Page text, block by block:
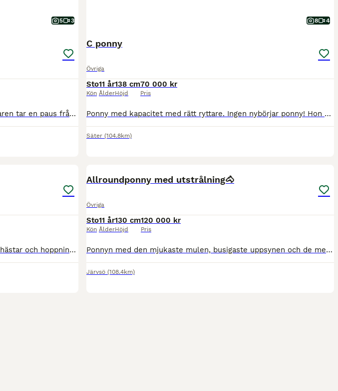
5 3
Trevlig och snäll 5-åring söker nytt hem då ägaren tar en paus från hästar. Hästen är enkel och snäll i ridningen, med viss nerv och känslighet som kan komma fram ibland. Han har hoppat bana på 80/90 cm och har kapacitet att bli en fin tävlingshäst för den som kan fortsätta utbilda honom. Han har en fin exteriör och är väl musklad. Hästen har ridits ut mycket i skogen
8 4
C ponny
Övriga
Sto
Kön
11 år
Ålder
138 cm
Höjd
70 000 kr
Pris
Ponny med kapacitet med rätt ryttare. Ingen nybörjar ponny! Hon har en räv bakom örat och reser sig. Blir lätt både stressad och utråkad. Men gillar ni specilla ponnysar så kommer ni gilla denna 🤩 hittar ni rätt kommer ni kunna ta många placeringar 😇 När hon är på humör hoppar hon som bara den 🙏 men ryttaren här hemma är för stor och lillasyster för osäker. Van vid
Säter (104.8km)
Supersnällt hoppsto säljes då ryttaren lämnar hästar och hoppning. Copy har startat 130, har kapacitet för mer. Rolig att rida varje dag. Kvick, reaktiv med stor galopp, modig och arbetsvillig. Snäll i all hantering. Filmer finns att se på Instagram: team_westman
Allroundponny med utstrålning🐴
Övriga
Sto
Kön
11 år
Ålder
130 cm
Höjd
120 000 kr
Pris
Ponnyn med den mjukaste mulen, busigaste uppsynen och de mest nyfikna ögonen. Eftersom nuvarande ryttaren föll för åldersträcket vid årsskiftet är det dags att se efter ett nytt hem till Swea. Hon har varit i vår ägo i snart 3 år och tävlat både hoppning, dressyr och fälttävlan. Swea har felfria rundor med vinst upp tom LB , tränar LA och redo för start på den höjden. I
Järvsö (108.4km)